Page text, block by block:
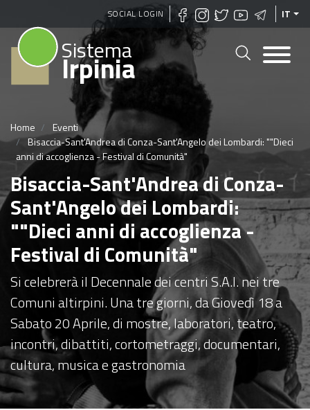
Salta
al
contenuto
principale
SOCIAL LOGIN IT
Sistema
Irpinia
Home
Eventi
Bisaccia-Sant'Andrea di Conza-Sant'Angelo dei Lombardi: ""Dieci
anni di accoglienza - Festival di Comunità"
Bisaccia-Sant'Andrea di Conza-
Sant'Angelo dei Lombardi:
""Dieci anni di accoglienza -
Festival di Comunità"
Si celebrerà il Decennale dei centri S.A.I. nei tre
Comuni altirpini. Una tre giorni, da Giovedì 18 a
Sabato 20 Aprile, di mostre, laboratori, teatro,
incontri, dibattiti, cortometraggi, documentari,
cultura, musica e gastronomia